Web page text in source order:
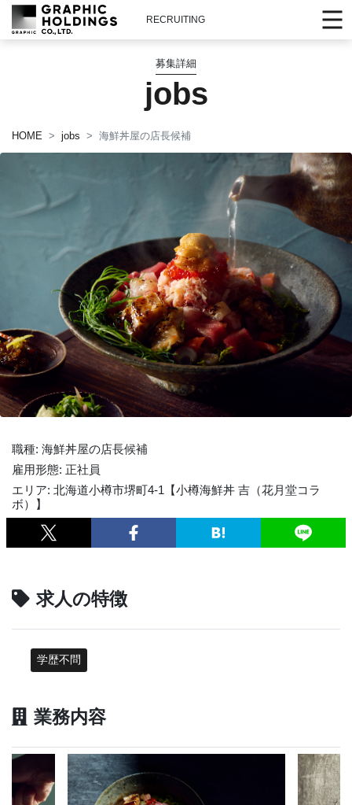
RECRUITING
募集詳細
jobs
HOME jobs 海鮮丼屋の店長候補
職種: 海鮮丼屋の店長候補
雇用形態: 正社員
エリア: 北海道小樽市堺町4-1【小樽海鮮丼 吉（花月堂コラ
ボ）】
求人の特徴
学歴不問
業務内容